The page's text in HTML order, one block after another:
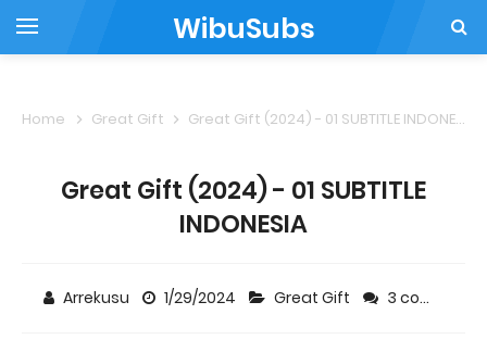
WibuSubs
Home Great Gift Great Gift (2024) - 01 SUBTITLE INDONESIA
Great Gift (2024) - 01 SUBTITLE
INDONESIA
Arrekusu 1/29/2024 Great Gift 3 comments